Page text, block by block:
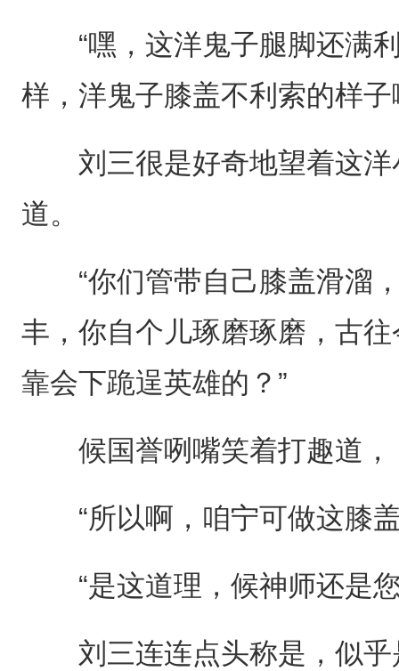
“嘿，这洋鬼子腿脚还满利
样，洋鬼子膝盖不利索的样子
刘三很是好奇地望着这洋
道。
“你们管带自己膝盖滑溜，
丰，你自个儿琢磨琢磨，古
靠会下跪逞英雄的？”
候国誉咧嘴笑着打趣道，
“所以啊，咱宁可做这膝盖
“是这道理，候神师还是您
刘三连连点头称是，似乎